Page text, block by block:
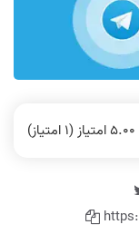
5.00 امتیاز (1 امتیاز)